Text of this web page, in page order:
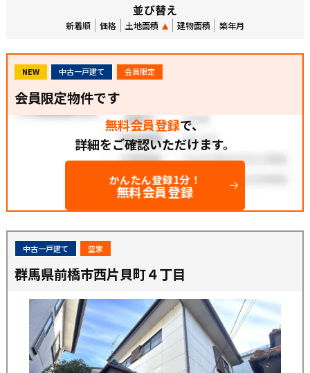
並び替え
新着順 価格 土地面積 建物面積 築年月
NEW 中古一戸建て 会員限定
会員限定物件です
無料会員登録で、
詳細をご確認いただけます。
かんたん登録1分！
無料会員登録
中古一戸建て 空家
群馬県前橋市西片貝町４丁目